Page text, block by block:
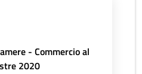
- Commercio al
2020